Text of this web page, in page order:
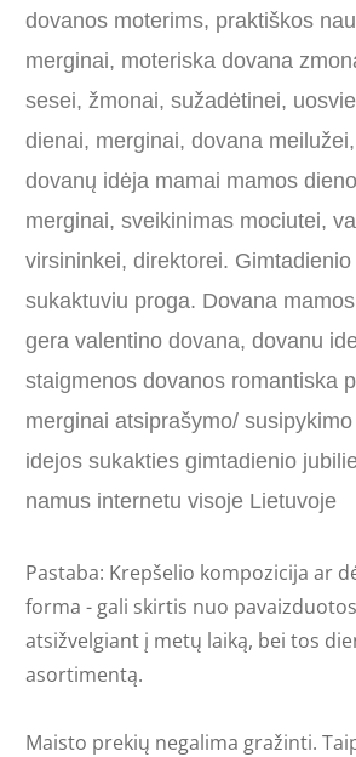
dovanos moterims, praktiškos
merginai, moteriska dovana
sesei, žmonai, sužadėtinei,
dienai, merginai, dovana
dovanų idėja mamai mamos
merginai, sveikinimas mociutei,
virsininkei, direktorei. Gimtadienio
sukaktuviu proga. Dovana
gera valentino dovana, dovanu
staigmenos dovanos romantiska
merginai atsiprašymo/
idejos sukakties gimtadienio
namus internetu visoje Lietuvoje
Pastaba: Krepšelio kompozicija ar
forma - gali skirtis nuo
atsižvelgiant į metų laiką, bei tos
asortimentą.
Maisto prekių negalima gražinti.